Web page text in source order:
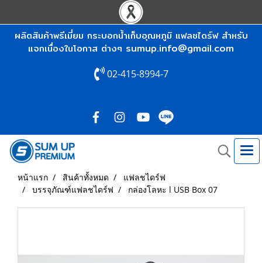
ผลิตสินค้าพรีเมี่ยม กระบอกน้ำเก็บอุณหภูมิ แฟลชไดร์ฟ สำหรับ
แจกเนื่องในโอกาส ต่างๆ sumup.info@gmail.com
02-415-8994-7
หน้าแรก สินค้าทั้งหมด
แฟลชไดร์ฟ
บรรจุภัณฑ์แฟลชไดร์ฟ
กล่องโลหะ l USB Box 07